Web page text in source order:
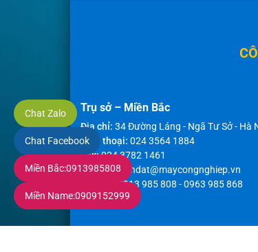
Trụ sở – Miền Bắc
Địa chỉ: 34 Đường Láng - Ngã Tư Sở - Hà
Điện thoại: 024 3564 1884
Fax:024 3782 1461
Email:thanhdat@maycongnghiep.vn
0913 985 808 -0963 985 868
Chat Zalo
Chat Facebook
Miền Bắc:0913985808
Miền Name:0909152999